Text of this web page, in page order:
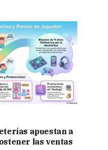
apuestan a
las ventas